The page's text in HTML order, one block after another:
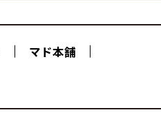
マド本舗